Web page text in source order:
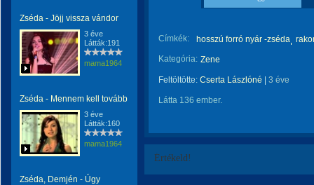
Zséda - Jöjj vissza vándor
3 éve
Látták:191
mama1964
Zséda - Mennem kell tovább
3 éve
Látták:160
mama1964
Zséda, Demjén - Úgy
Címkék: hosszú forró nyár -zséda
Kategória: Zene
Feltöltötte: Cserta Lászlóné 3 éve
Látta 136 ember.
Értékeld!